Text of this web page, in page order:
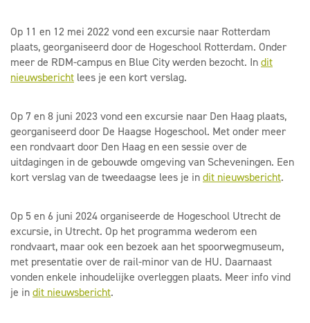
Op 11 en 12 mei 2022 vond een excursie naar Rotterdam
plaats, georganiseerd door de Hogeschool Rotterdam. Onder
meer de RDM-campus en Blue City werden bezocht. Indit
nieuwsbericht lees je een kort verslag.
Op 7 en 8 juni 2023 vond een excursie naar Den Haag plaats,
georganiseerd door De Haagse Hogeschool. Met onder meer
een rondvaart door Den Haag en een sessie over de
uitdagingen in de gebouwde omgeving van Scheveningen. Een
kort verslag van de tweedaagse lees je indit nieuwsbericht.
Op 5 en 6 juni 2024 organiseerde de Hogeschool Utrecht de
excursie, in Utrecht. Op het programma wederom een
rondvaart, maar ook een bezoek aan het spoorwegmuseum,
met presentatie over de rail-minor van de HU. Daarnaast
vonden enkele inhoudelijke overleggen plaats. Meer info vind
je indit nieuwsbericht.